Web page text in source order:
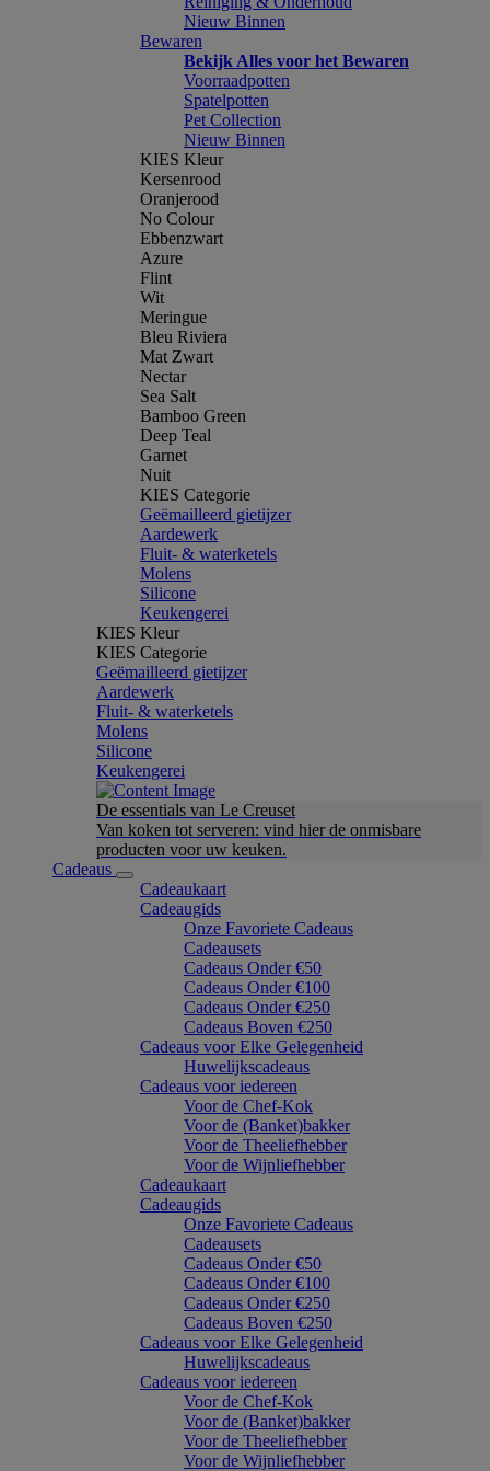
Nieuw Binnen
Bewaren
Bekijk Alles voor het Bewaren
Voorraadpotten
Spatelpotten
Pet Collection
Nieuw Binnen
KIES Kleur
Kersenrood
Oranjerood
No Colour
Ebbenzwart
Azure
Flint
Wit
Meringue
Bleu Riviera
Mat Zwart
Nectar
Sea Salt
Bamboo Green
Deep Teal
Garnet
Nuit
KIES Categorie
Geëmailleerd gietijzer
Aardewerk
Fluit- & waterketels
Molens
Silicone
Keukengerei
KIES Kleur
KIES Categorie
Geëmailleerd gietijzer
Aardewerk
Fluit- & waterketels
Molens
Silicone
Keukengerei
De essentials van Le Creuset
Van koken tot serveren: vind hier de onmisbare
producten voor uw keuken.
Cadeaus
Cadeaukaart
Cadeaugids
Onze Favoriete Cadeaus
Cadeausets
Cadeaus Onder €50
Cadeaus Onder €100
Cadeaus Onder €250
Cadeaus Boven €250
Cadeaus voor Elke Gelegenheid
Huwelijkscadeaus
Cadeaus voor iedereen
Voor de Chef-Kok
Voor de (Banket)bakker
Voor de Theeliefhebber
Voor de Wijnliefhebber
Cadeaukaart
Cadeaugids
Onze Favoriete Cadeaus
Cadeausets
Cadeaus Onder €50
Cadeaus Onder €100
Cadeaus Onder €250
Cadeaus Boven €250
Cadeaus voor Elke Gelegenheid
Huwelijkscadeaus
Cadeaus voor iedereen
Voor de Chef-Kok
Voor de (Banket)bakker
Voor de Theeliefhebber
Voor de Wijnliefhebber